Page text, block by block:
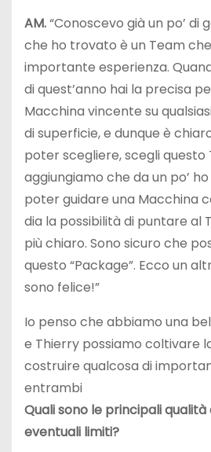
AM.“Conoscevo già un po’ di
che ho trovato è un Team
importante esperienza.
di quest’anno hai la precisa
Macchina vincente su
di superficie, e dunque è
poter scegliere, scegli questo
aggiungiamo che da un po’
poter guidare una Macchina
dia la possibilità di puntare al
più chiaro. Sono sicuro che
questo “Package”. Ecco un
sono felice!”
Io penso che abbiamo una
e Thierry possiamo coltivare
costruire qualcosa di
entrambi
Quali sono le principali qualità
eventuali limiti?